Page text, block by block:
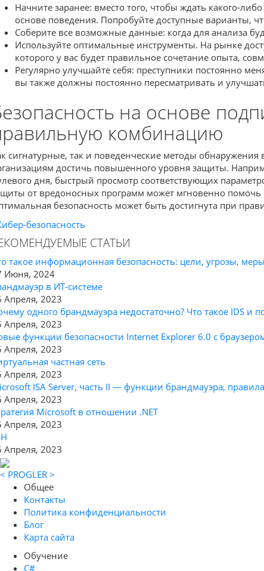
Начните заранее: вместо того, чтобы ждать какого-
основе поведения. Попробуйте доступные варианты,
Соберите все возможные данные: когда для анализа
Используйте оптимальные инструменты. На рынке
которого у вас будет правильное сочетание опыта,
Регулярно улучшайте себя: преступники постоянно
вы также должны постоянно пересматривать и
на основе
комбинацию
сигнатурные, так и поведенческие методы
достичь повышенного уровня защиты.
дня, быстрый просмотр соответствующих
от вредоносных программ может мгновенно помочь
безопасность может быть достигнута при
безопасность
СТАТЬИ
такое информационная безопасность: цели, угрозы,
Июня, 2024
в ИТ-системе
Апреля, 2023
одного брандмауэра недостаточно? Что такое IDS и
Апреля, 2023
функции безопасности Internet Explorer 6.0 с
Апреля, 2023
частная сеть
Апреля, 2023
ISA Server, часть II — функции брандмауэра,
Апреля, 2023
Microsoft в отношении .NET
Апреля, 2023
Апреля, 2023
< PROGLER >
Общее
Контакты
Политика конфиденциальности
Блог
Карта сайта
Обучение
C#